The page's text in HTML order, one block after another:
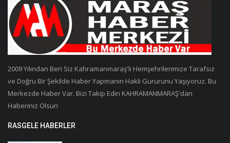
2009 Yılından Beri Siz Kahramanmaraş'lı Hemşehrilerimize Tarafsız
ve Doğru Bir Şekilde Haber Yapmanın Haklı Gururunu Yaşıyoruz. Bu
Merkezde Haber Var. Bizi Takip Edin KAHRAMANMARAŞ'dan
Haberiniz Olsun
RASGELE HABERLER